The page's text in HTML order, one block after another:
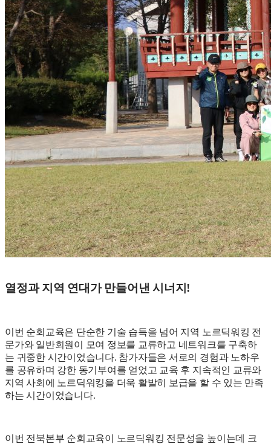
열정과 지역 연대가 만들어낸 시너지!
이번 순회교육은 단순한 기술 습득을 넘어 지역 노르딕워킹 전
문가와 일반회원이 모여 정보를 교류하고 네트워크를 구축하
는 귀중한 시간이었습니다. 참가자들은 서로의 경험과 노하우
를 공유하며 강한 동기부여를 얻었고 교육 후 지속적인 교류와
지역 사회에 노르딕워킹을 더욱 활발히 보급을 할 수 있는 만족
하는 시간이었습니다.
이번 전북본부 순회교육이 노르딕워킹 전문성을 높이는데 크